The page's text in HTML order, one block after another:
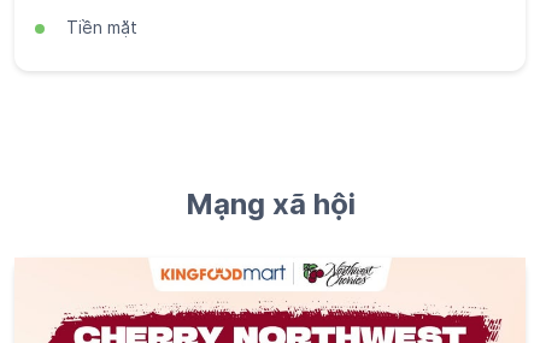
Tiền mặt
Mạng xã hội